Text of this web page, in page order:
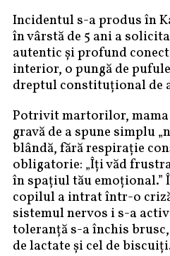
Incidentul s-a produs în
în vârstă de 5 ani a
autentic și profund
interior, o pungă de
dreptul constituțional de
Potrivit martorilor, mama
gravă de a spune simplu
blândă, fără respirație
obligatorie: „Îți văd
în spațiul tău emoțional.”
copilul a intrat într-o
sistemul nervos i s-a
toleranță s-a închis
de lactate și cel de